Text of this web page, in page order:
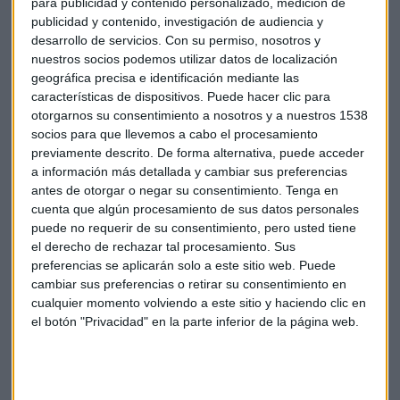
publicidad y contenido, investigación de audiencia y
desarrollo de servicios. Con su permiso, nosotros y
nuestros socios podemos utilizar datos de localización
geográfica precisa e identificación mediante las
características de dispositivos. Puede hacer clic para
otorgarnos su consentimiento a nosotros y a nuestros 1538
socios para que llevemos a cabo el procesamiento
previamente descrito. De forma alternativa, puede acceder
a información más detallada y cambiar sus preferencias
antes de otorgar o negar su consentimiento. Tenga en
cuenta que algún procesamiento de sus datos personales
puede no requerir de su consentimiento, pero usted tiene
el derecho de rechazar tal procesamiento. Sus
preferencias se aplicarán solo a este sitio web. Puede
cambiar sus preferencias o retirar su consentimiento en
cualquier momento volviendo a este sitio y haciendo clic en
el botón "Privacidad" en la parte inferior de la página web.
ingresos también caerán entre el 4 y el 6%, una mala
noticia para Wall Street.
En una reunión con inversores, la firma anunció que harán
un recorte en su plantilla ydespedirán a 1.100 de sus
trabajadores. En agosto pasado ya informó que
prescindiría de 5.500 trabajadores, el 7% de su fuerza
laboral.
Bolsa Mercados Ingresos Beneficio
Cisco